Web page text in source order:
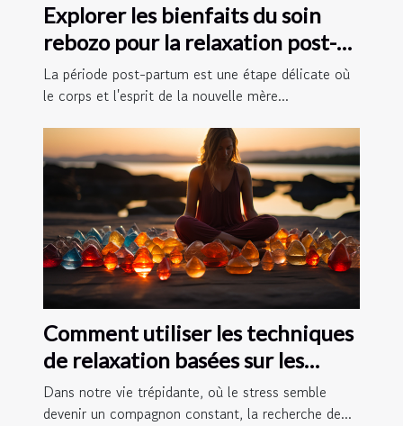
Explorer les bienfaits du soin
rebozo pour la relaxation post-
partum
La période post-partum est une étape délicate où
le corps et l'esprit de la nouvelle mère...
Comment utiliser les techniques
de relaxation basées sur les
chakras pour améliorer votre
gestion du stress quotidien
Dans notre vie trépidante, où le stress semble
devenir un compagnon constant, la recherche de...